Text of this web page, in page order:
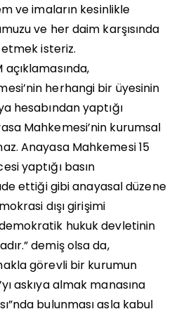
ve imaların kesinlikle
ve her daim karşısında
etmek isteriz.
herhangi bir üyesinin
hesabından yaptığı
Mahkemesi’nin kurumsal
Anayasa Mahkemesi 15
yaptığı basın
ettiği gibi anayasal düzene
dışı girişimi
hukuk devletinin
demiş olsa da,
görevli bir kurumun
askıya almak manasına
bulunması asla kabul